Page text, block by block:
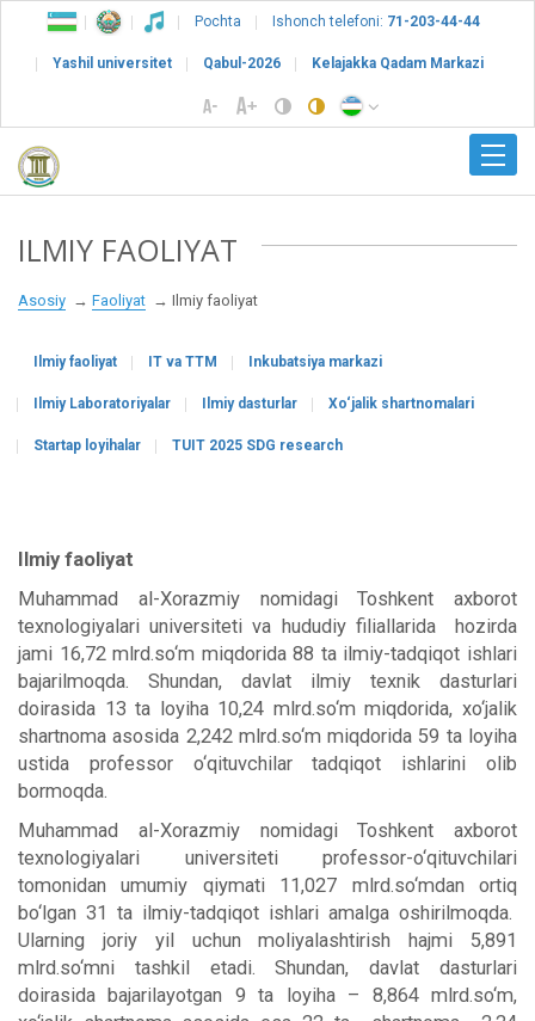
Pochta Ishonch telefoni: 71-203-44-44
Yashil universitet Qabul-2026 Kelajakka Qadam Markazi
ILMIY FAOLIYAT
Asosiy Faoliyat Ilmiy faoliyat
Ilmiy faoliyat IT va TTM Inkubatsiya markazi
Ilmiy Laboratoriyalar Ilmiy dasturlar Xo‘jalik shartnomalari
Startap loyihalar TUIT 2025 SDG research
Ilmiy faoliyat
Muhammad al-Xorazmiy nomidagi Toshkent axborot
texnologiyalari universiteti va hududiy filiallarida hozirda
jami 16,72 mlrd.so‘m miqdorida 88 ta ilmiy-tadqiqot ishlari
bajarilmoqda. Shundan, davlat ilmiy texnik dasturlari
doirasida 13 ta loyiha 10,24 mlrd.so‘m miqdorida, xo‘jalik
shartnoma asosida 2,242 mlrd.so‘m miqdorida 59 ta loyiha
ustida professor o‘qituvchilar tadqiqot ishlarini olib
bormoqda.
Muhammad al-Xorazmiy nomidagi Toshkent axborot
texnologiyalari universiteti professor-o‘qituvchilari
tomonidan umumiy qiymati 11,027 mlrd.so‘mdan ortiq
bo‘lgan 31 ta ilmiy-tadqiqot ishlari amalga oshirilmoqda.
Ularning joriy yil uchun moliyalashtirish hajmi 5,891
mlrd.so‘mni tashkil etadi. Shundan, davlat dasturlari
doirasida bajarilayotgan 9 ta loyiha – 8,864 mlrd.so‘m,